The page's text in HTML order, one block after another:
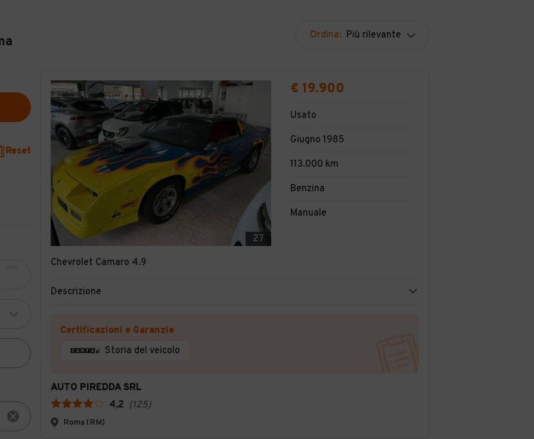
Ordina: Più rilevante
Reset
27
Chevrolet Camaro 4.9
€ 19.900
Usato
Giugno 1985
113.000 km
Benzina
Manuale
Descrizione
Certificazioni e Garanzie
Storia del veicolo
AUTO PIREDDA SRL
4,2 (125)
Roma (RM)